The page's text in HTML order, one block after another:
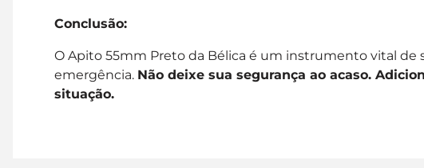
Conclusão:
O Apito 55mm Preto da Bélica é um instrumento vital de
emergência. Não deixe sua segurança ao acaso.
situação.